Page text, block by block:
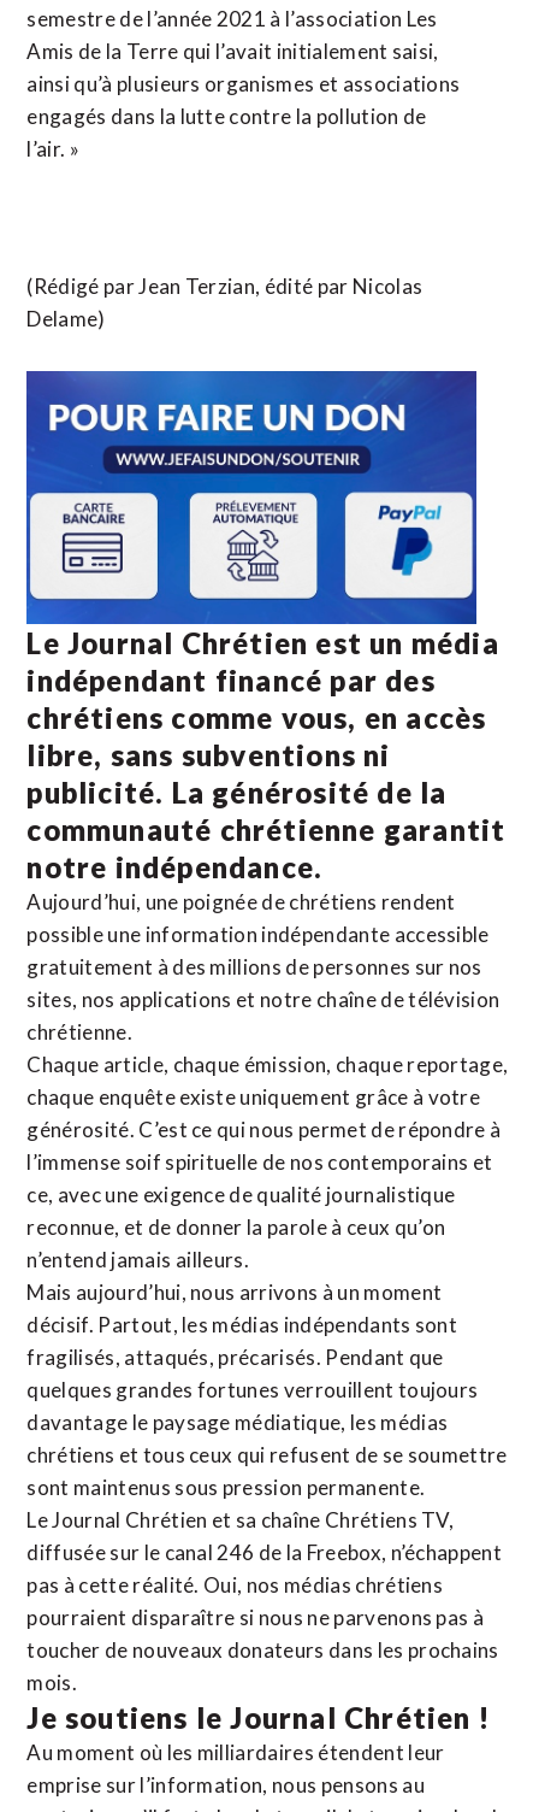
semestre de l’année 2021 à l’association Les
Amis de la Terre qui l’avait initialement saisi,
ainsi qu’à plusieurs organismes et associations
engagés dans la lutte contre la pollution de
l’air. »
(Rédigé par Jean Terzian, édité par Nicolas
Delame)
Le Journal Chrétien est un média
indépendant financé par des
chrétiens comme vous, en accès
libre, sans subventions ni
publicité. La générosité de la
communauté chrétienne garantit
notre indépendance.
Aujourd’hui, une poignée de chrétiens rendent
possible une information indépendante accessible
gratuitement à des millions de personnes sur nos
sites, nos applications et notre chaîne de télévision
chrétienne.
Chaque article, chaque émission, chaque reportage,
chaque enquête existe uniquement grâce à votre
générosité. C’est ce qui nous permet de répondre à
l’immense soif spirituelle de nos contemporains et
ce, avec une exigence de qualité journalistique
reconnue, et de donner la parole à ceux qu’on
n’entend jamais ailleurs.
Mais aujourd’hui, nous arrivons à un moment
décisif. Partout, les médias indépendants sont
fragilisés, attaqués, précarisés. Pendant que
quelques grandes fortunes verrouillent toujours
davantage le paysage médiatique, les médias
chrétiens et tous ceux qui refusent de se soumettre
sont maintenus sous pression permanente.
Le Journal Chrétien et sa chaîne Chrétiens TV,
diffusée sur le canal 246 de la Freebox, n’échappent
pas à cette réalité. Oui, nos médias chrétiens
pourraient disparaître si nous ne parvenons pas à
toucher de nouveaux donateurs dans les prochains
mois.
Je soutiens le Journal Chrétien !
Au moment où les milliardaires étendent leur
emprise sur l’information, nous pensons au